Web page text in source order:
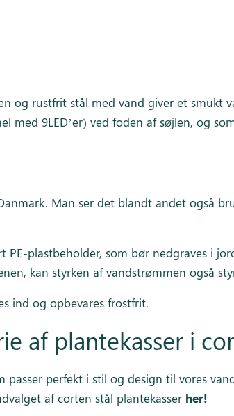
og rustfrit stål med vand giver et smukt
med 9LED’er) ved foden af søjlen, og
Man ser det blandt andet også
plastbeholder, som bør nedgraves i
kan styrken af vandstrømmen også
ind og opbevares frostfrit.
af plantekasser i
perfekt i stil og design til vores
af corten stål plantekasser her!